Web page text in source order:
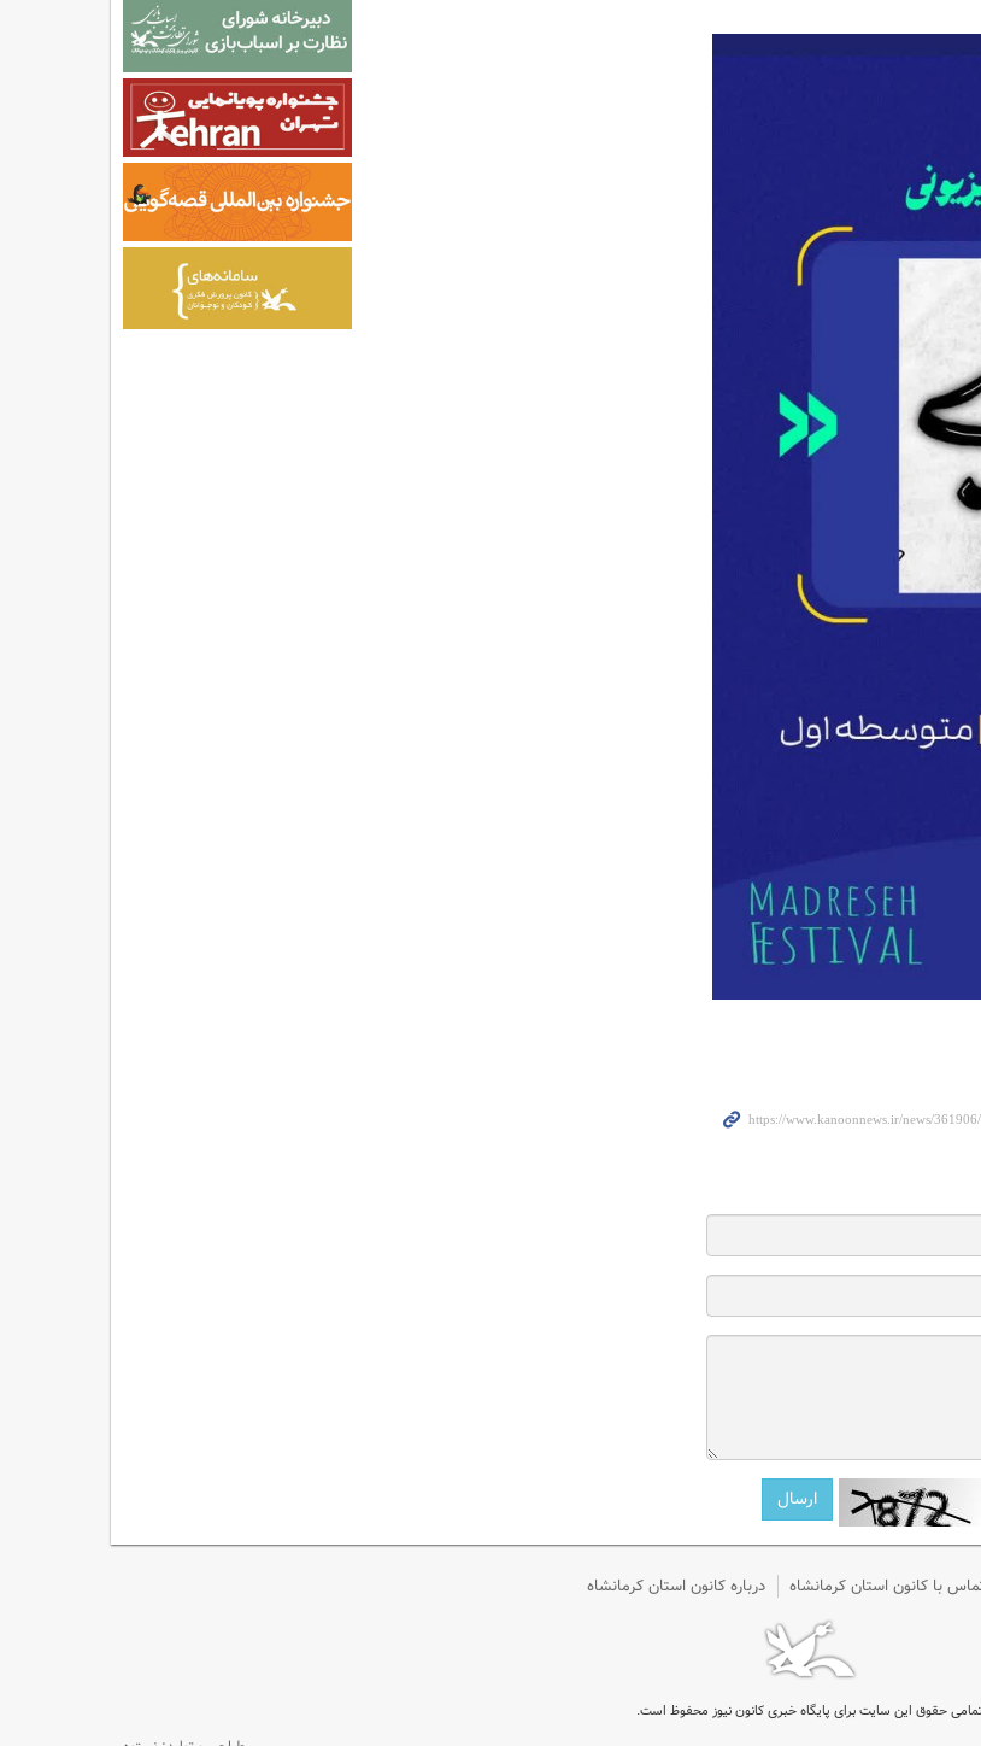
با کانون استان کرمانشاه درباره کانون استان کرمانشاه
تمامی حقوق این سایت برای پایگاه خبری کانون نیوز محفوظ است.